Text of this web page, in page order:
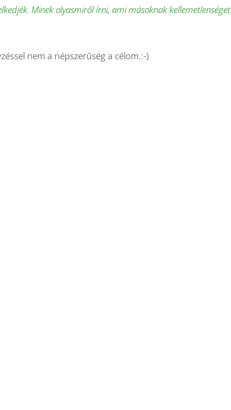
Minek olyasmiről írni, ami másoknak kellemetlenséget
nem a népszerűség a célom.:-)